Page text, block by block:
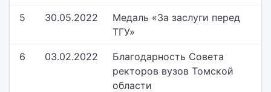
5 30.05.2022
Медаль «За заслуги перед
ТГУ»
6 03.02.2022
Благодарность Совета
ректоров вузов Томской
области